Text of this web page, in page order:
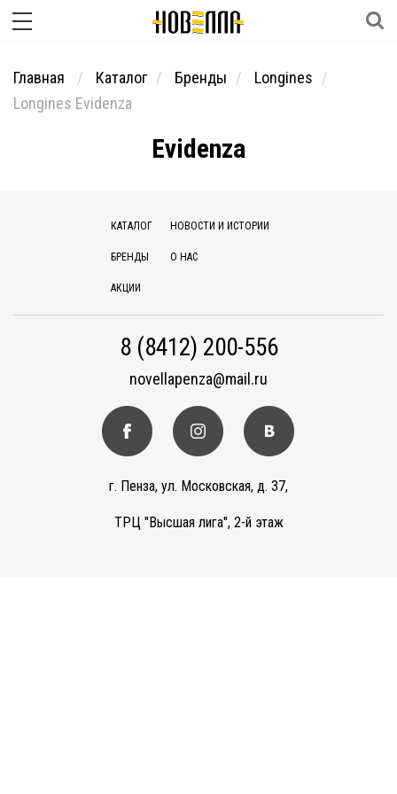
Главная Каталог Бренды
Longines
Longines Evidenza
Evidenza
КАТАЛОГ
БРЕНДЫ
АКЦИИ
НОВОСТИ И ИСТОРИИ
О НАС
8 (8412) 200-556
novellapenza@mail.ru
г. Пенза, ул. Московская, д. 37,
ТРЦ "Высшая лига", 2-й этаж